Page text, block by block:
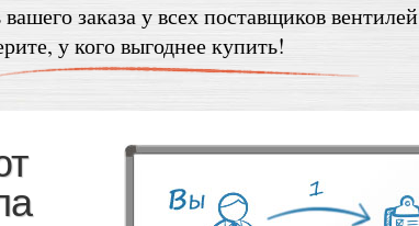
заказа у всех поставщиков вентилей
у кого выгоднее купить!